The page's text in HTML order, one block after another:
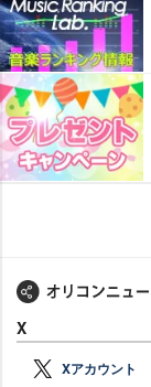
X
Xアカウント